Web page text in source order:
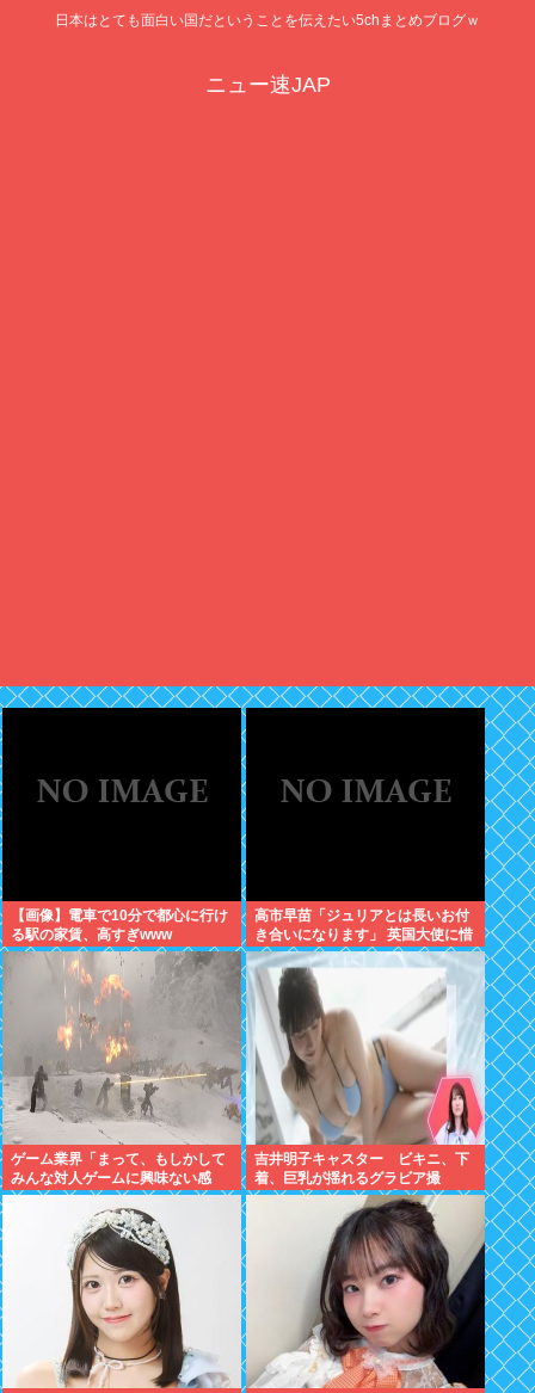
日本はとても面白い国だということを伝えたい5chまとめブログｗ
ニュー速JAP
【画像】電車で10分で都心に行け
る駅の家賃、高すぎwww
高市早苗「ジュリアとは長いお付
き合いになります」 英国大使に惜
別のメッセージ
ゲーム業界「まって、もしかして
みんな対人ゲームに興味ない感
じ…？」
吉井明子キャスター ビキニ、下
着、巨乳が揺れるグラビア撮
影！！【GIF動画あり】